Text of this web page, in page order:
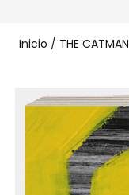
Inicio / THE CATMAN